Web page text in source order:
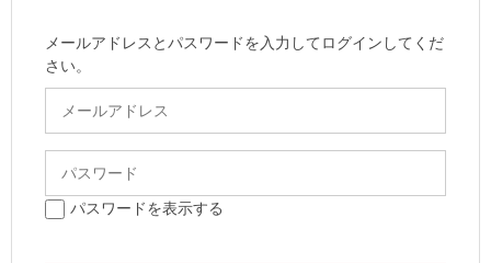
メールアドレスとパスワードを入力してログインしてくだ
さい。
パスワードを表示する